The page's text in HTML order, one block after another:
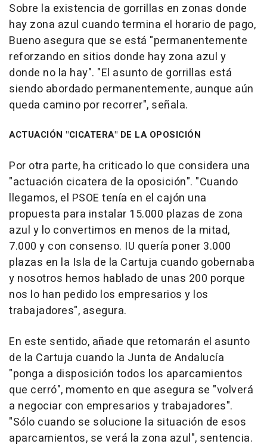
Sobre la existencia de gorrillas en zonas donde
hay zona azul cuando termina el horario de pago,
Bueno asegura que se está "permanentemente
reforzando en sitios donde hay zona azul y
donde no la hay". "El asunto de gorrillas está
siendo abordado permanentemente, aunque aún
queda camino por recorrer", señala.
ACTUACIÓN "CICATERA" DE LA OPOSICIÓN
Por otra parte, ha criticado lo que considera una
"actuación cicatera de la oposición". "Cuando
llegamos, el PSOE tenía en el cajón una
propuesta para instalar 15.000 plazas de zona
azul y lo convertimos en menos de la mitad,
7.000 y con consenso. IU quería poner 3.000
plazas en la Isla de la Cartuja cuando gobernaba
y nosotros hemos hablado de unas 200 porque
nos lo han pedido los empresarios y los
trabajadores", asegura.
En este sentido, añade que retomarán el asunto
de la Cartuja cuando la Junta de Andalucía
"ponga a disposición todos los aparcamientos
que cerró", momento en que asegura se "volverá
a negociar con empresarios y trabajadores".
"Sólo cuando se solucione la situación de esos
aparcamientos, se verá la zona azul", sentencia.